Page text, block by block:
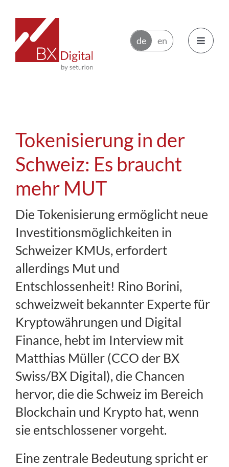
Inhalt
springen
Toggle
Ökosystem
Über BX Digital
Regulierung
FAQs
Tokenisierung in der
Schweiz: Es braucht
mehr MUT
Die Tokenisierung ermöglicht neue
Investitionsmöglichkeiten in
Schweizer KMUs, erfordert
allerdings Mut und
Entschlossenheit! Rino Borini,
schweizweit bekannter Experte für
Kryptowährungen und Digital
Finance, hebt im Interview mit
Matthias Müller (CCO der BX
Swiss/BX Digital), die Chancen
hervor, die die Schweiz im Bereich
Blockchain und Krypto hat, wenn
sie entschlossener vorgeht.
Eine zentrale Bedeutung spricht er